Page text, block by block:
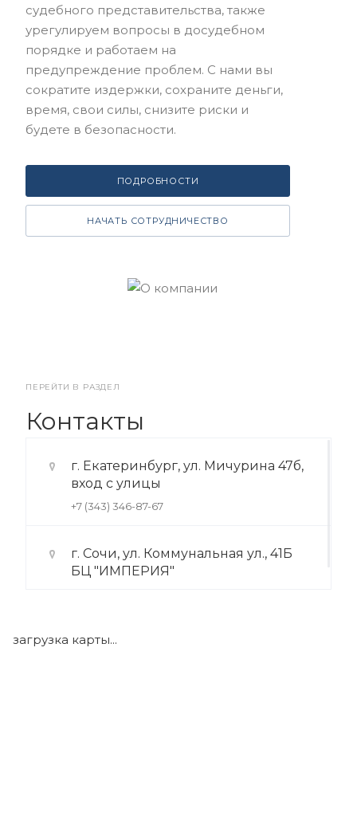
судебного представительства, также
урегулируем вопросы в досудебном
порядке и работаем на
предупреждение проблем. С нами вы
сократите издержки, сохраните деньги,
время, свои силы, снизите риски и
будете в безопасности.
ПОДРОБНОСТИ
НАЧАТЬ СОТРУДНИЧЕСТВО
ПЕРЕЙТИ В РАЗДЕЛ
Контакты
г. Екатеринбург, ул. Мичурина 47б,
вход с улицы
+7 (343) 346-87-67
г. Сочи, ул. Коммунальная ул., 41Б
БЦ "ИМПЕРИЯ"
загрузка карты...